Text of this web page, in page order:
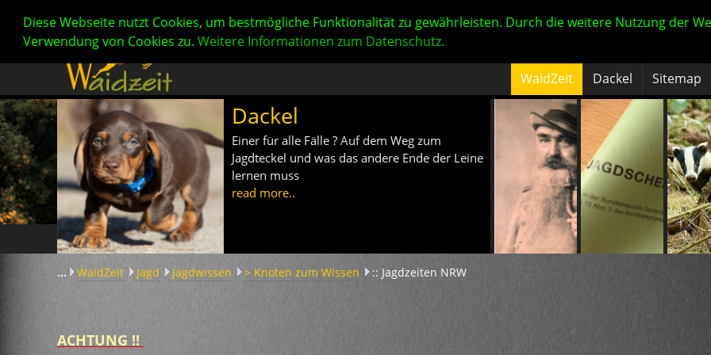
Diese Webseite nutzt Cookies, um bestmögliche Funktionalität zu gewährleisten. Durch die weitere Nutzung der
Verwendung von Cookies zu. Weitere Informationen zum Datenschutz.
Dackel
Einer für alle Fälle ? Auf dem Weg zum
Jagdteckel und was das andere Ende der Leine
lernen muss
read more..
Meine
zeigen
read
... WaidZeit Jagd Jagdwissen > Knoten zum Wissen :: Jagdzeiten NRW
ACHTUNG !!
WaidZeit Dackel Sitemap